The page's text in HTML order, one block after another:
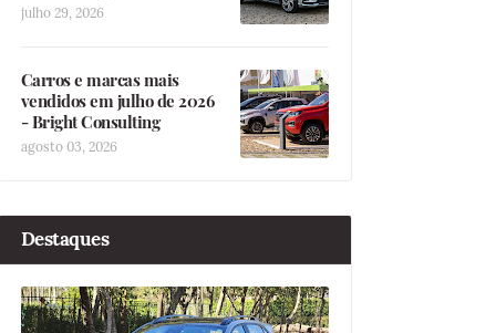
julho 29, 2026
Carros e marcas mais
vendidos em julho de 2026
- Bright Consulting
agosto 03, 2026
Destaques